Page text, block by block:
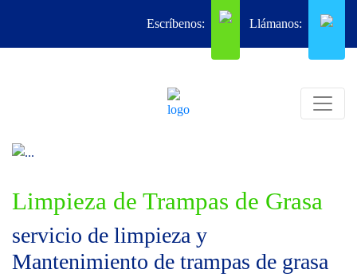
Escríbenos: Llámanos:
Limpieza de Trampas de Grasa
servicio de limpieza y
Mantenimiento de trampas de grasa